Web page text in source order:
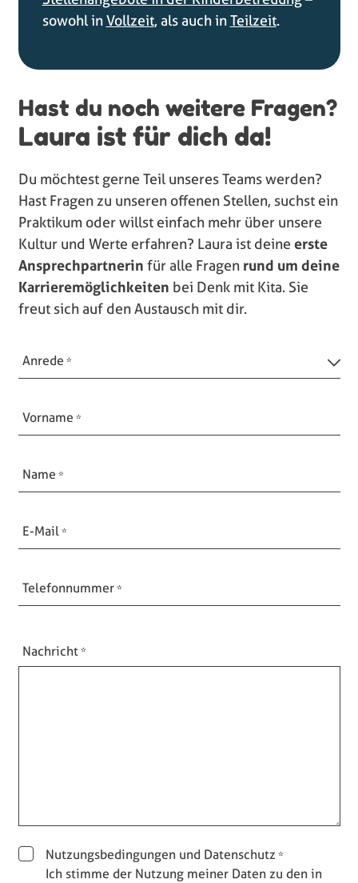
sowohl inVollzeit, als auch inTeilzeit.
Hast du noch weitere Fragen?
Laura ist für dich da!
Du möchtest gerne Teil unseres Teams werden?
Hast Fragen zu unseren offenen Stellen, suchst ein
Praktikum oder willst einfach mehr über unsere
Kultur und Werte erfahren? Laura ist deine erste
Ansprechpartnerin für alle Fragen rund um deine
Karrieremöglichkeiten bei Denk mit Kita. Sie
freut sich auf den Austausch mit dir.
Anrede
Vorname
Name
E-Mail
Telefonnummer
Nachricht
Nutzungsbedingungen und Datenschutz
Ich stimme der Nutzung meiner Daten zu den in